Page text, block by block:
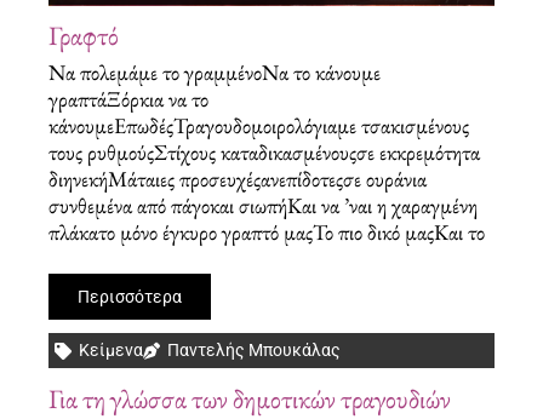
Γραφτό
Να πολεμάμε το γραμμένοΝα το κάνουμε
γραπτάΞόρκια να το
κάνουμεΕπωδέςΤραγουδομοιρολόγιαμε τσακισμένους
τους ρυθμούςΣτίχους καταδικασμένουςσε εκκρεμότητα
διηνεκήΜάταιες προσευχέςανεπίδοτεςσε ουράνια
συνθεμένα από πάγοκαι σιωπήΚαι να ’ναι η χαραγμένη
πλάκατο μόνο έγκυρο γραπτό μαςΤο πιο δικό μαςΚαι το
Περισσότερα
Κείμενα Παντελής Μπουκάλας
Για τη γλώσσα των δημοτικών τραγουδιών